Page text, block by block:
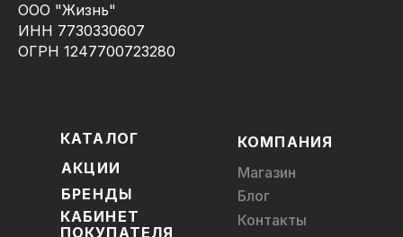
ООО "Жизнь"
ИНН 7730330607
ОГРН 1247700723280
КАТАЛОГ
КАБИНЕТ
ПОКУПАТЕЛЯ
БРЕНДЫ
АКЦИИ
Магазин
Блог
Контакты
КОМПАНИЯ